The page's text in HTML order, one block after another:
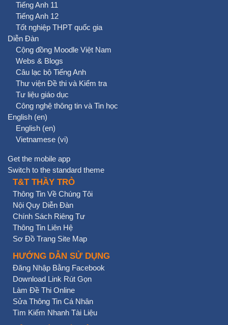
Tiếng Anh 11
Tiếng Anh 12
Tốt nghiệp THPT quốc gia
Diễn Đàn
Cộng đồng Moodle Việt Nam
Webs & Blogs
Câu lạc bộ Tiếng Anh
Thư viện Đề thi và Kiểm tra
Tư liệu giáo dục
Công nghệ thông tin và Tin học
English ‎(en)‎
English ‎(en)‎
Vietnamese ‎(vi)‎
Get the mobile app
Switch to the standard theme
T&T THẦY TRÒ
Thông Tin Về Chúng Tôi
Nội Quy Diễn Đàn
Chính Sách Riêng Tư
Thông Tin Liên Hệ
Sơ Đồ Trang Site Map
HƯỚNG DẪN SỬ DỤNG
Đăng Nhập Bằng Facebook
Download Link Rút Gọn
Làm Đề Thi Online
Sửa Thông Tin Cá Nhân
Tìm Kiếm Nhanh Tài Liệu